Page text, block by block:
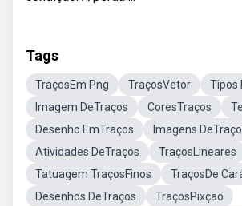
Tags
TraçosEm Png TraçosVetor
Tipos
Imagem DeTraços
CoresTraços
Desenho EmTraços
Imagens
Atividades DeTraços
TraçosLineares
Tatuagem TraçosFinos
TraçosDe
Desenhos DeTraços
TraçosPixçao